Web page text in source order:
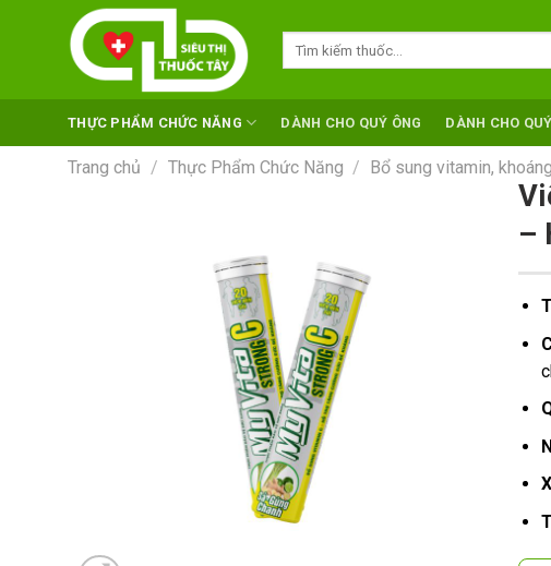
THỰC PHẨM CHỨC NĂNG DÀNH CHO QUÝ ÔNG DÀNH CHO
Trang chủ / Thực Phẩm Chức Năng / Bổ sung vitamin,
–